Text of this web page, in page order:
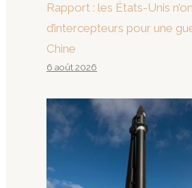
Rapport : les États-Unis
d’intercepteurs pour une
Chine
6 août 2026